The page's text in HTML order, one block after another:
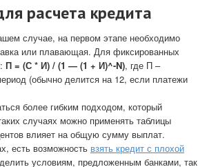
расчета кредита
случае, на первом этапе необходимо
или плавающая. Для фиксированных
П = (С * И) / (1 — (1 + И)^-N), где П –
(обычно делится на 12, если платежи
более гибким подходом, который
случаях можно применять таблицы
влияет на общую сумму выплат.
есть возможность взять кредит с плохой
условиям, предложенным банками, так